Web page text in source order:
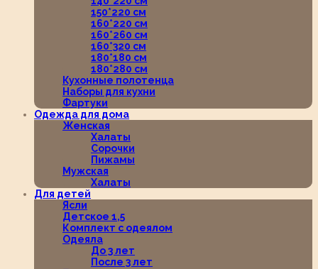
150*220 см
160*220 см
160*260 см
160*320 см
180*180 см
180*280 см
Кухонные полотенца
Наборы для кухни
Фартуки
Одежда для дома
Женская
Халаты
Сорочки
Пижамы
Мужская
Халаты
Для детей
Ясли
Детское 1,5
Комплект с одеялом
Одеяла
До 3 лет
После 3 лет